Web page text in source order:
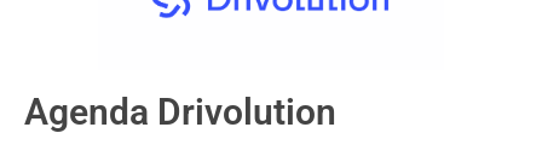
Agenda Drivolution